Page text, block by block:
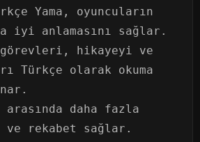
Yama, oyuncuların
iyi anlamasını sağlar.
görevleri, hikayeyi ve
Türkçe olarak okuma
arasında daha fazla
ve rekabet sağlar.